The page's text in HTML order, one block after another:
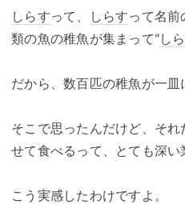
しらすって、 しらすって名
類の魚の稚魚が集まって"し
だから、数百匹の稚魚が一皿
そこで思ったんだけど、そ
せて食べるって、とても深い
こう実感したわけですよ。